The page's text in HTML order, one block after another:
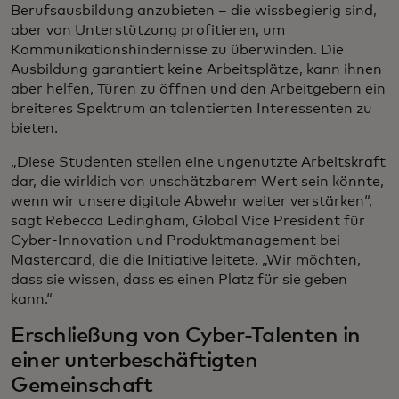
Berufsausbildung anzubieten – die wissbegierig sind,
aber von Unterstützung profitieren, um
Kommunikationshindernisse zu überwinden. Die
Ausbildung garantiert keine Arbeitsplätze, kann ihnen
aber helfen, Türen zu öffnen und den Arbeitgebern ein
breiteres Spektrum an talentierten Interessenten zu
bieten.
„Diese Studenten stellen eine ungenutzte Arbeitskraft
dar, die wirklich von unschätzbarem Wert sein könnte,
wenn wir unsere digitale Abwehr weiter verstärken“,
sagt Rebecca Ledingham, Global Vice President für
Cyber-Innovation und Produktmanagement bei
Mastercard, die die Initiative leitete. „Wir möchten,
dass sie wissen, dass es einen Platz für sie geben
kann.“
Erschließung von Cyber-Talenten in
einer unterbeschäftigten
Gemeinschaft